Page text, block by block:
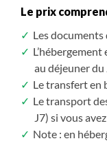
Le prix
Les documents
au déjeuner du
Le transfert en
Le transport
J7) si vous
Note : en